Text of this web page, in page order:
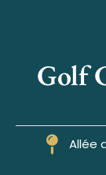
Golf
Allée